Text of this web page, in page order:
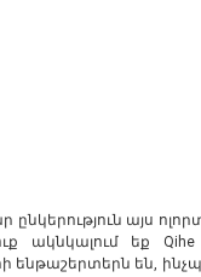
այս
ակնկալում եք Qihe
ենթաշերտերն են,